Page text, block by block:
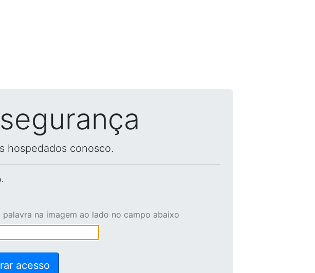
hospedados conosco.
palavra na imagem ao lado no campo abaixo